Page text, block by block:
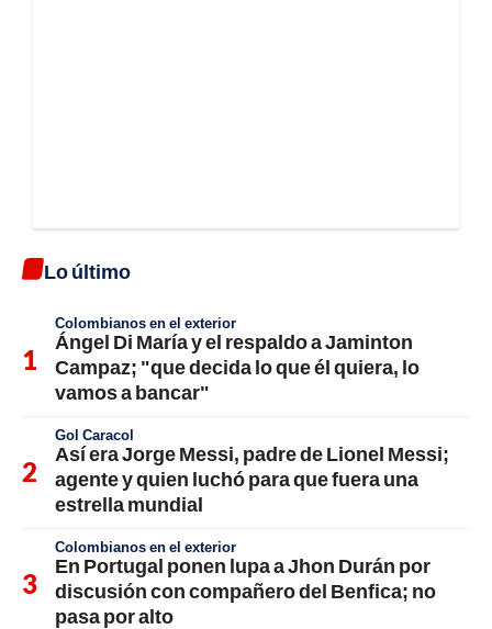
Lo último
Colombianos en el exterior
Ángel Di María y el respaldo a Jaminton
Campaz; "que decida lo que él quiera, lo
vamos a bancar"
Gol Caracol
Así era Jorge Messi, padre de Lionel Messi;
agente y quien luchó para que fuera una
estrella mundial
Colombianos en el exterior
En Portugal ponen lupa a Jhon Durán por
discusión con compañero del Benfica; no
pasa por alto